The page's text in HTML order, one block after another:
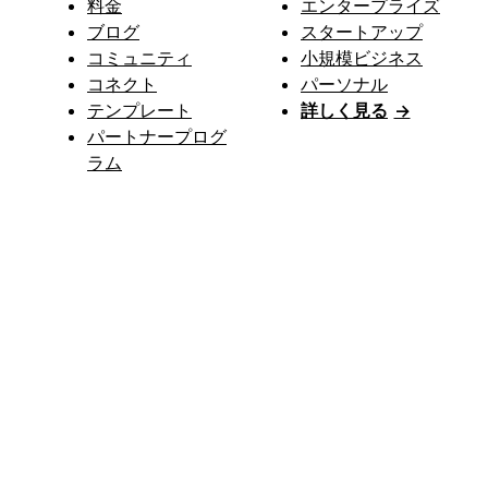
料金
ブログ
コミュニティ
コネクト
テンプレート
パートナープログ
ラム
エンタープライズ
スタートアップ
小規模ビジネス
パーソナル
詳しく見る →